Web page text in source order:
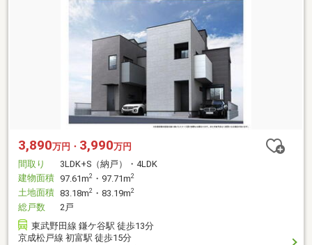
3,890万円・ 3,990万円
間取り
3LDK+S（納戸）・4LDK
建物面積 97.61m2 ・97.71m2
土地面積 83.18m2 ・83.19m2
総戸数
2戸
東武野田線 鎌ケ谷駅 徒歩13分
京成松戸線 初富駅 徒歩15分